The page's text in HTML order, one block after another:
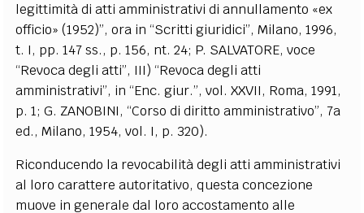
legittimità di atti amministrativi di annullamento «ex
officio» (1952)”, ora in “Scritti giuridici”, Milano, 1996,
t. I, pp. 147 ss., p. 156, nt. 24; P. SALVATORE, voce
“Revoca degli atti”, III) “Revoca degli atti
amministrativi”, in “Enc. giur.”, vol. XXVII, Roma, 1991,
p. 1; G. ZANOBINI, “Corso di diritto amministrativo”, 7a
ed., Milano, 1954, vol. I, p. 320).
Riconducendo la revocabilità degli atti amministrativi
al loro carattere autoritativo, questa concezione
muove in generale dal loro accostamento alle